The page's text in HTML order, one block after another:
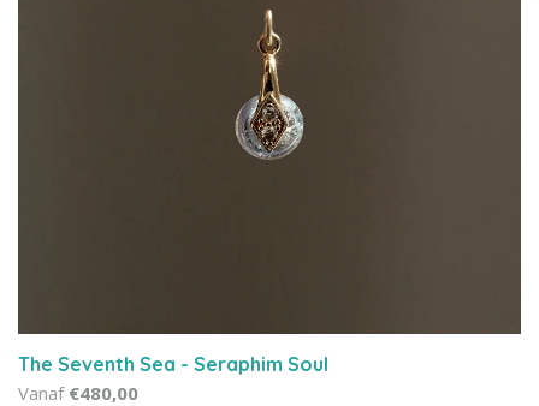
The Seventh Sea - Seraphim Soul
Vanaf€480,00